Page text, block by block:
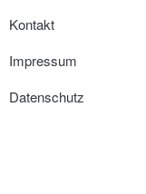
Kontakt
Impressum
Datenschutz